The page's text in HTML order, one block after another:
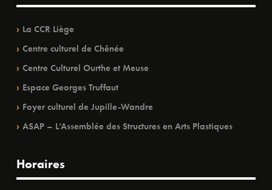
La CCR Liège
Centre culturel de Chênée
Centre Culturel Ourthe et Meuse
Espace Georges Truffaut
Foyer culturel de Jupille-Wandre
ASAP – L’Assemblée des Structures en Arts Plastiques
Horaires